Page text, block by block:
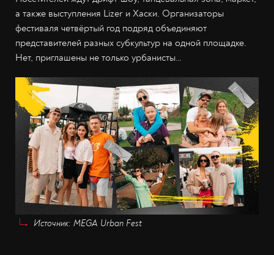
а также выступления Lizer и Хаски. Организаторы
фестиваля четвёртый год подряд объединяют
представителей разных субкультур на одной площадке.
Нет, приглашены не только урбанисты…
Источник: MEGA Urban Fest